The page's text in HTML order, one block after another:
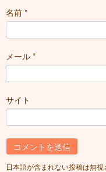
名前 *
メール *
サイト
日本語が含まれない投稿は無